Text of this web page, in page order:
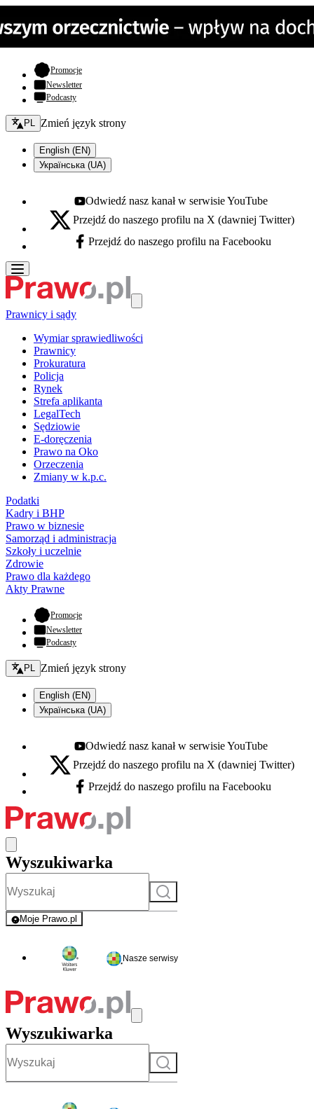
Promocje- otwiera się w nowej karcie
Newsletter
Podcasty
Zmień język - bieżący:
PL Zmień język strony
English (EN)
Українська (UA)
Youtube - otwiera się w nowej karcie
Odwiedź nasz kanał w serwisie YouTube
X - otwiera się w nowej karcie
Przejdź do naszego profilu na X (dawniej Twitter)
Facebook - otwiera się w nowej karcie
Przejdź do naszego profilu na Facebooku
Prawnicy i sądy
Wymiar sprawiedliwości
Prawnicy
Prokuratura
Policja
Rynek
Strefa aplikanta
LegalTech
Sędziowie
E-doręczenia
Prawo na Oko
Orzeczenia
Zmiany w k.p.c.
Podatki
Kadry i BHP
Prawo w biznesie
Samorząd i administracja
Szkoły i uczelnie
Zdrowie
Prawo dla każdego
Akty Prawne
Promocje- otwiera się w nowej karcie
Newsletter
Podcasty
Zmień język - bieżący:
PL Zmień język strony
English (EN)
Українська (UA)
Youtube - otwiera się w nowej karcie
Odwiedź nasz kanał w serwisie YouTube
X - otwiera się w nowej karcie
Przejdź do naszego profilu na X (dawniej Twitter)
Facebook - otwiera się w nowej karcie
Przejdź do naszego profilu na Facebooku
Wyszukiwarka
Szukaj
Moje Prawo.pl
- rejestracja i logowanie do serwisu
Nasze serwisy
Wyszukiwarka
Szukaj